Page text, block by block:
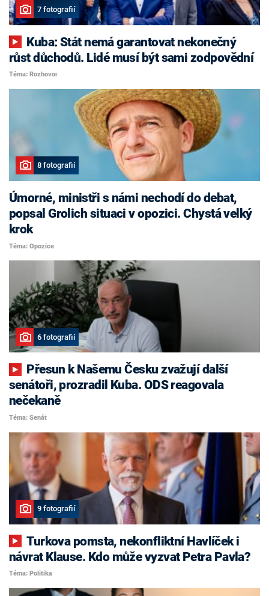
7 fotografií
růst důchodů. Lidé musí být sami zodpovědní
Téma: Rozhovor
8 fotografií
Úmorné, ministři s námi nechodí do debat,
popsal Grolich situaci v opozici. Chystá velký
krok
Téma: Opozice
6 fotografií
senátoři, prozradil Kuba. ODS reagovala
nečekaně
Téma: Senát
9 fotografií
Turkova pomsta, nekonfliktní Havlíček i
návrat Klause. Kdo může vyzvat Petra Pavla?
Téma: Politika